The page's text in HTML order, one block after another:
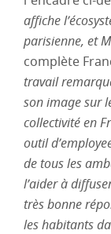
affiche
parisienne, et
complète
travail
son image sur
collectivité en
outil
de tous les
l’aider à
très bonne
les habitants